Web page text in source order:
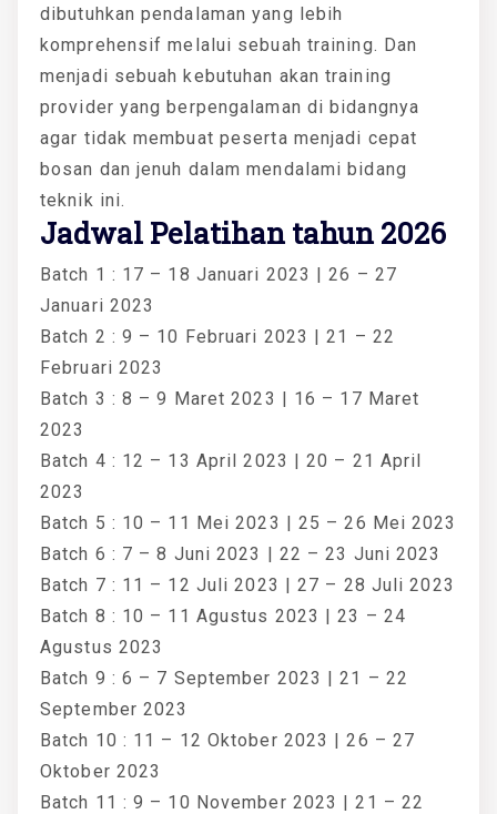
dibutuhkan pendalaman yang lebih
komprehensif melalui sebuah training. Dan
menjadi sebuah kebutuhan akan training
provider yang berpengalaman di bidangnya
agar tidak membuat peserta menjadi cepat
bosan dan jenuh dalam mendalami bidang
teknik ini.
Jadwal Pelatihan tahun 2026
Batch 1 : 17 – 18 Januari 2023 | 26 – 27
Januari 2023
Batch 2 : 9 – 10 Februari 2023 | 21 – 22
Februari 2023
Batch 3 : 8 – 9 Maret 2023 | 16 – 17 Maret
2023
Batch 4 : 12 – 13 April 2023 | 20 – 21 April
2023
Batch 5 : 10 – 11 Mei 2023 | 25 – 26 Mei 2023
Batch 6 : 7 – 8 Juni 2023 | 22 – 23 Juni 2023
Batch 7 : 11 – 12 Juli 2023 | 27 – 28 Juli 2023
Batch 8 : 10 – 11 Agustus 2023 | 23 – 24
Agustus 2023
Batch 9 : 6 – 7 September 2023 | 21 – 22
September 2023
Batch 10 : 11 – 12 Oktober 2023 | 26 – 27
Oktober 2023
Batch 11 : 9 – 10 November 2023 | 21 – 22